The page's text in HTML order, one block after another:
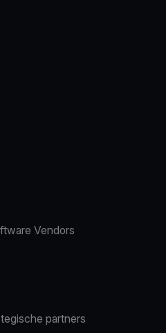
Vendors
partners